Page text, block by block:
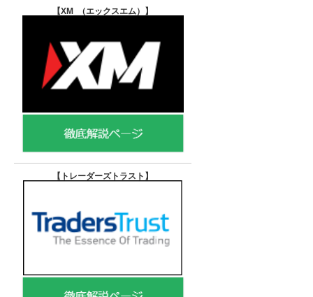
【XM （エックスエム） 】
【トレーダーズトラスト 】